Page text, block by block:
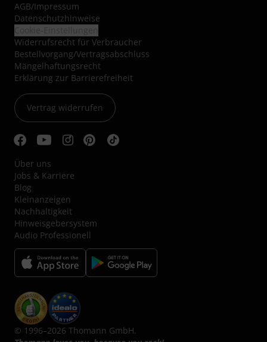
AGB/Impressum
Datenschutzhinweise
Widerrufsrecht für Verbraucher
Bestellvorgang/Vertragsabschluss
Mängelhaftungsrecht
Erklärung zur Barrierefreiheit
Vertrag widerrufen
Über uns
Jobs & Karriere
Blog
Kleinanzeigen
Nachhaltigkeit
Hinweisgebersystem
Audio Professionell
© 1996–2026 Thomann GmbH.